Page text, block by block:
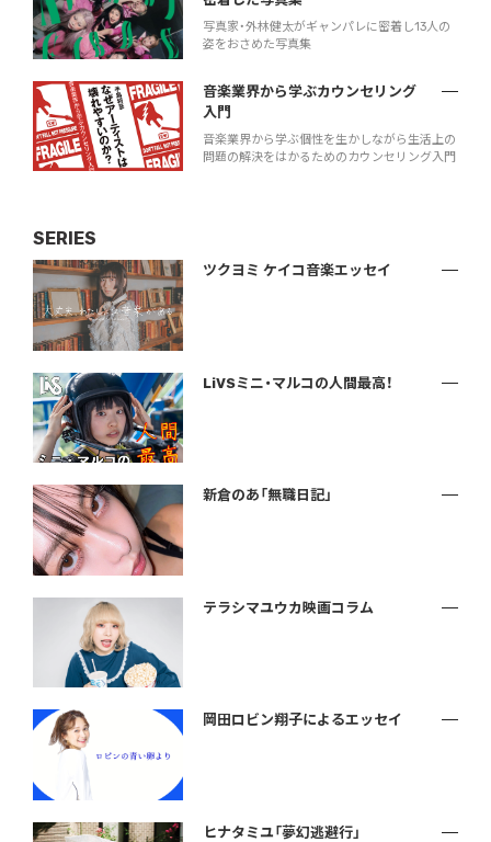
写真家・外林健太がギャンパレに密着し13人の
姿をおさめた写真集
音楽業界から学ぶカウンセリング
入門
音楽業界から学ぶ個性を生かしながら生活上の
問題の解決をはかるためのカウンセリング入門
SERIES
ツクヨミ ケイコ音楽エッセイ
LiVSミニ・マルコの人間最高！
新倉のあ「無職日記」
テラシマユウカ映画コラム
岡田ロビン翔子によるエッセイ
ヒナタミユ「夢幻逃避行」